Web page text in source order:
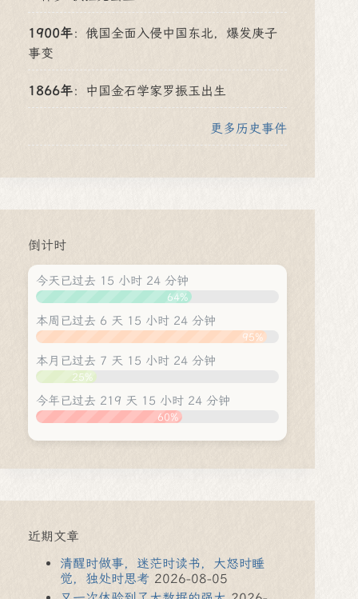
1900年： 俄国全面入侵中国东北，爆发庚子
事变
1866年： 中国金石学家罗振玉出生
更多历史事件
倒计时
今天已过去 15 小时 24 分钟
64%
本周已过去 6 天 15 小时 24 分钟
95%
本月已过去 7 天 15 小时 24 分钟
25%
今年已过去 219 天 15 小时 24 分钟
60%
近期文章
清醒时做事，迷茫时读书，大怒时睡
觉，独处时思考 2026-08-05